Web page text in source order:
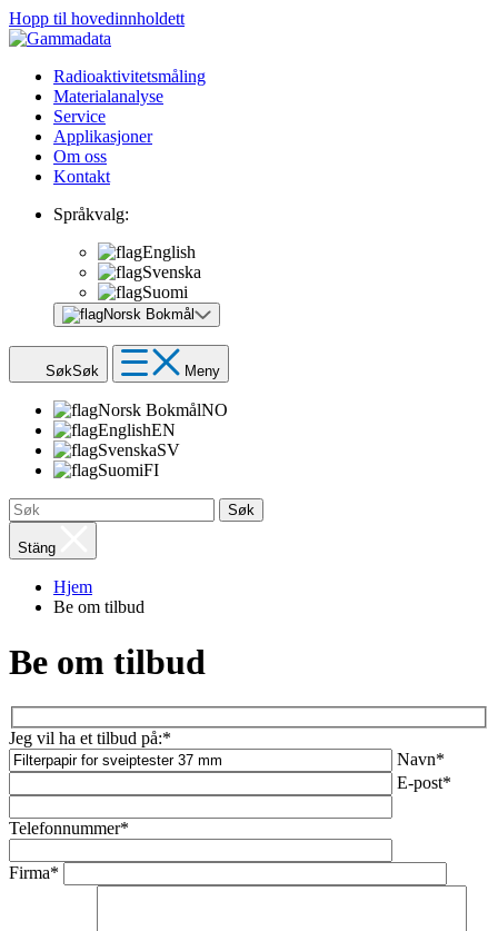
Hopp til hovedinnholdett
Radioaktivitetsmåling
Materialanalyse
Service
Applikasjoner
Om oss
Kontakt
Språkvalg:
English
Svenska
Suomi
Norsk Bokmål
SøkSøk Meny
Norsk BokmålNO
EnglishEN
SvenskaSV
SuomiFI
Søk
Stäng
Hjem
Be om tilbud
Be om tilbud
Jeg vil ha et tilbud på:*
Navn*
E-post*
Telefonnummer*
Firma*